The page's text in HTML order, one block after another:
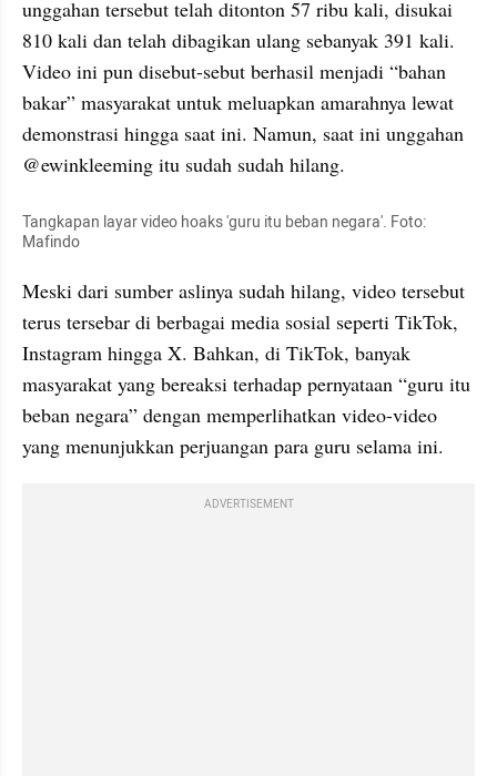
unggahan tersebut telah ditonton 57 ribu kali, disukai
810 kali dan telah dibagikan ulang sebanyak 391 kali.
Video ini pun disebut-sebut berhasil menjadi “bahan
bakar” masyarakat untuk meluapkan amarahnya lewat
demonstrasi hingga saat ini. Namun, saat ini unggahan
@ewinkleeming itu sudah sudah hilang.
Tangkapan layar video hoaks 'guru itu beban negara'. Foto:
Mafindo
Meski dari sumber aslinya sudah hilang, video tersebut
terus tersebar di berbagai media sosial seperti TikTok,
Instagram hingga X. Bahkan, di TikTok, banyak
masyarakat yang bereaksi terhadap pernyataan “guru itu
beban negara” dengan memperlihatkan video-video
yang menunjukkan perjuangan para guru selama ini.
ADVERTISEMENT